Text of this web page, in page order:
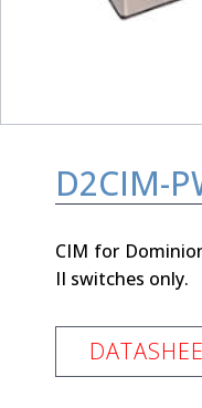
D2CIM-
CIM for
II switches only.